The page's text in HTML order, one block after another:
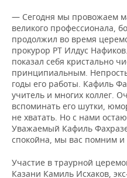
— Сегодня мы провожаем
великого профессионала,
продолжил во время
прокурор РТ Илдус
показал себя кристально
принципиальным.
годы его работы. Кафиль
учитель и многих коллег.
вспоминать его шутки,
не хватать. Но с нами
Уважаемый Кафиль
спокойна, мы вас помним и
Участие в траурной
Казани Камиль Исхаков,